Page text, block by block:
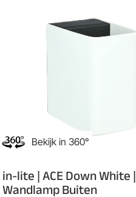
Bekijk in 360°
in-lite | ACE Down White |
Wandlamp Buiten